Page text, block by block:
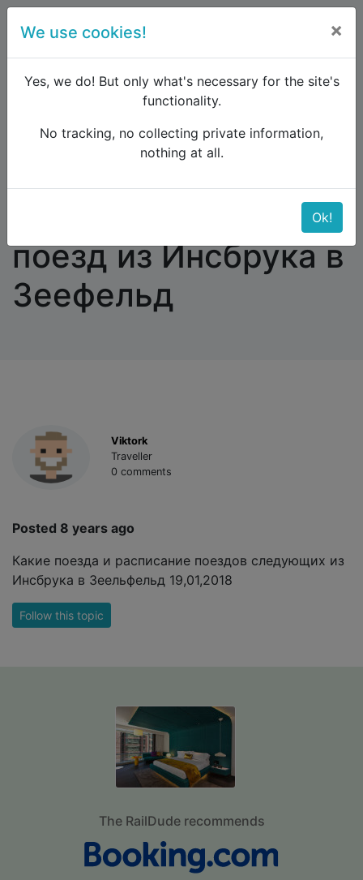
Forum
Western and Central Europe
Купить билеты на поезд из Инсбрука в Зеефельд
поезд из Инсбрука в
Зеефельд
Viktork
Traveller
0 comments
Posted 8 years ago
Какие поезда и расписание поездов следующих из
Инсбрука в Зеельфельд 19,01,2018
Follow this topic
The RailDude recommends
We use cookies! ×
Yes, we do! But only what's necessary for the site's
functionality.
No tracking, no collecting private information,
nothing at all.
Ok!